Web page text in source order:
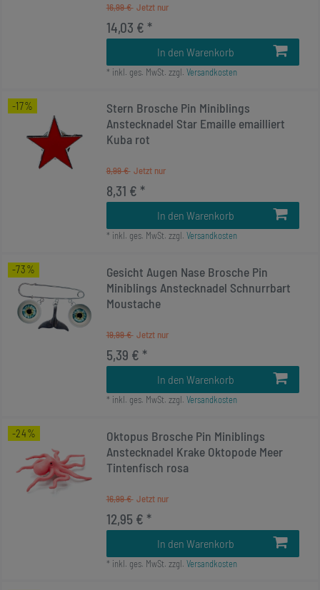
16,99 €
14,03 € *
In den Warenkorb
* inkl. ges. MwSt. zzgl. Versandkosten
-17%
Stern Brosche Pin Miniblings
Anstecknadel Star Emaille emailliert
Kuba rot
9,99 €
8,31 € *
In den Warenkorb
* inkl. ges. MwSt. zzgl. Versandkosten
-73%
Gesicht Augen Nase Brosche Pin
Miniblings Anstecknadel Schnurrbart
Moustache
19,99 €
5,39 € *
In den Warenkorb
* inkl. ges. MwSt. zzgl. Versandkosten
-24%
Oktopus Brosche Pin Miniblings
Anstecknadel Krake Oktopode Meer
Tintenfisch rosa
16,99 €
12,95 € *
In den Warenkorb
* inkl. ges. MwSt. zzgl. Versandkosten